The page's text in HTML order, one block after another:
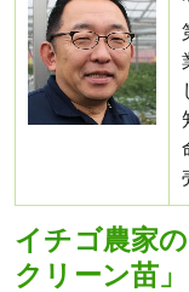
イチゴ農家
クリーン苗」